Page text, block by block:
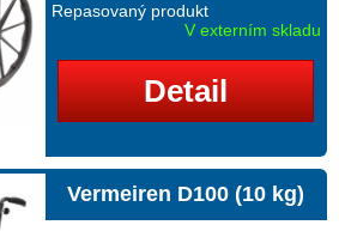
Repasovaný produkt
V externím skladu
Detail
Vermeiren D100 (10 kg)